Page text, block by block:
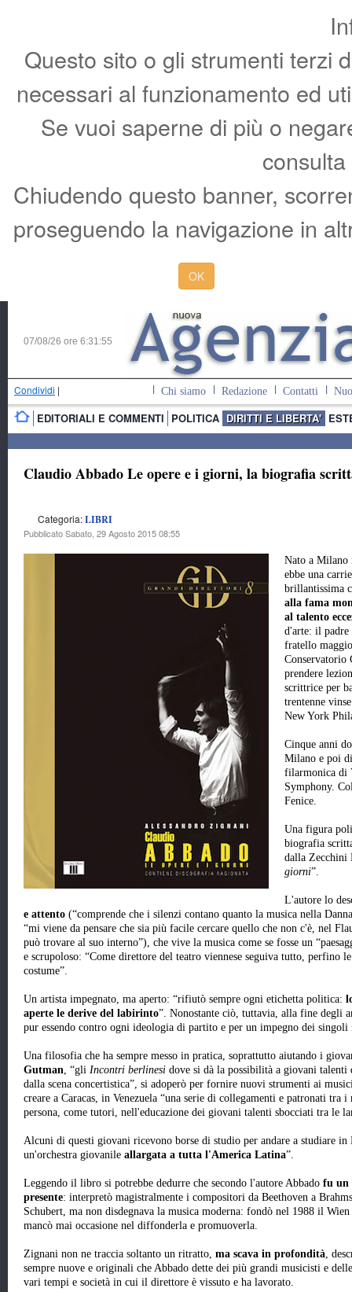
Questo sito o gli strumenti terzi
necessari al funzionamento ed
Se vuoi saperne di più o
Chiudendo questo banner,
proseguendo la navigazione in
OK
07/08/26 ore 6:31:56
Condividi | Chi siamo Redazione Contatti
EDITORIALI E COMMENTI POLITICA DIRITTI E LIBERTA'
Claudio Abbado Le opere e i giorni, la biografia
Categoria:LIBRI
Pubblicato Sabato, 29 Agosto 2015 08:55
Nato a Milano
ebbe una
brillantissima
alla fama
al talento
d'arte: il
fratello
Conservatorio
prendere
scrittrice per
trentenne
New York
Cinque anni
Milano e poi
filarmonica di
Symphony.
Fenice.
Una figura
biografia
dalla Zecchini
giorni”.
L'autore lo
e attento (“comprende che i silenzi contano quanto la musica nella
“mi viene da pensare che sia più facile cercare quello che non c'è, nel
può trovare al suo interno”), che vive la musica come se fosse un
e scrupoloso: “Come direttore del teatro viennese seguiva tutto, perfino
costume”.
Un artista impegnato, ma aperto: “rifiutò sempre ogni etichetta politica:
aperte le derive del labirinto”. Nonostante ciò, tuttavia, alla fine degli
pur essendo contro ogni ideologia di partito e per un impegno dei
Una filosofia che ha sempre messo in pratica, soprattutto aiutando i
Gutman, “gli Incontri berlinesi dove si dà la possibilità a giovani
dalla scena concertistica”, si adoperò per fornire nuovi strumenti ai
creare a Caracas, in Venezuela “una serie di collegamenti e patronati
persona, come tutori, nell'educazione dei giovani talenti sbocciati tra le
Alcuni di questi giovani ricevono borse di studio per andare a studiare in
un'orchestra giovanile allargata a tutta l'America Latina”.
Leggendo il libro si potrebbe dedurre che secondo l'autore Abbado fu un
presente: interpretò magistralmente i compositori da Beethoven a
Schubert, ma non disdegnava la musica moderna: fondò nel 1988 il
mancò mai occasione nel diffonderla e promuoverla.
Zignani non ne traccia soltanto un ritratto, ma scava in profondità,
sempre nuove e originali che Abbado dette dei più grandi musicisti e
vari tempi e società in cui il direttore è vissuto e ha lavorato.